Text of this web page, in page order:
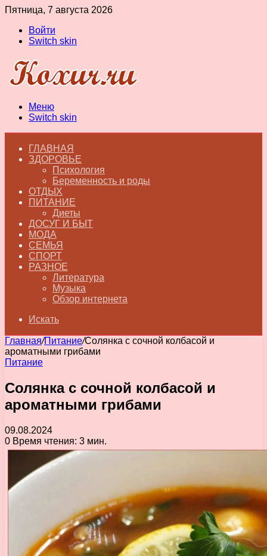
Пятница, 7 августа 2026
Войти
Switch skin
Меню
Switch skin
ГЛАВНАЯ
ЗДОРОВЬЕ
Психология
Беременность и роды
ОТДЫХ
ПИТАНИЕ
Диеты
ДОСУГ И БЫТ
МОДА
СЕМЬЯ
СПОРТ
РАЗНОЕ
Литература
Музыка
Обзор интернета
Искать
Главная/Питание/Солянка с сочной колбасой и
ароматными грибами
Питание
Солянка с сочной колбасой и
ароматными грибами
09.08.2024
0 Время чтения: 3 мин.